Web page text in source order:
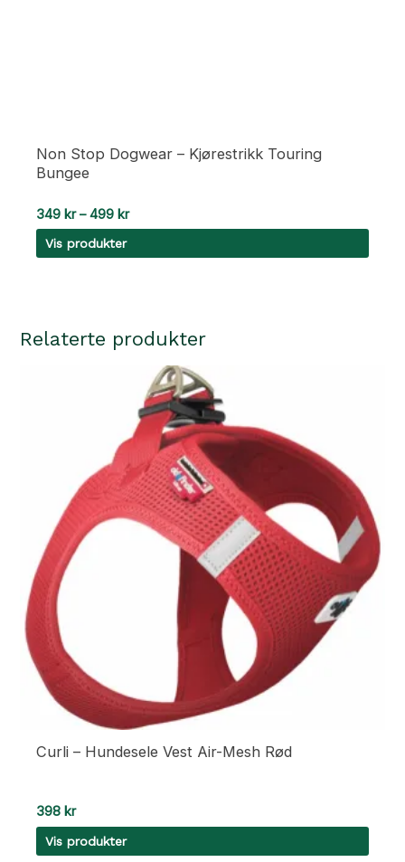
Non Stop Dogwear – Kjørestrikk Touring
Bungee
349 kr – 499 krPrisområde:
349 kr
499 kr
Vis produkter
Relaterte produkter
Curli – Hundesele Vest Air-Mesh Rød
398 kr
Vis produkter